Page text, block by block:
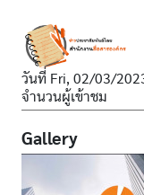
วันที่ Fri, 02/03/
จำนวนผู้เข้าชม
Gallery